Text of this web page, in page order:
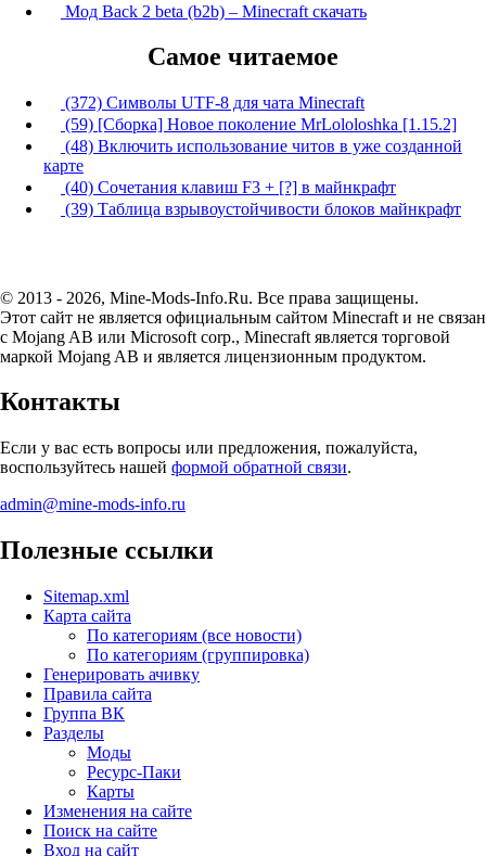
Мод Back 2 beta (b2b) – Minecraft скачать
Самое читаемое
(372) Символы UTF-8 для чата Minecraft
(59) [Сборка] Новое поколение MrLololoshka [1.15.2]
(48) Включить использование читов в уже созданной
карте
(40) Сочетания клавиш F3 + [?] в майнкрафт
(39) Таблица взрывоустойчивости блоков майнкрафт
© 2013 - 2026, Mine-Mods-Info.Ru. Все права защищены.
Этот сайт не является официальным сайтом Minecraft и не связан
с Mojang AB или Microsoft corp., Minecraft является торговой
маркой Mojang AB и является лицензионным продуктом.
Контакты
Если у вас есть вопросы или предложения, пожалуйста,
воспользуйтесь нашей формой обратной связи.
admin@mine-mods-info.ru
Полезные ссылки
Sitemap.xml
Карта сайта
По категориям (все новости)
По категориям (группировка)
Генерировать ачивку
Правила сайта
Группа ВК
Разделы
Моды
Ресурс-Паки
Карты
Изменения на сайте
Поиск на сайте
Вход на сайт